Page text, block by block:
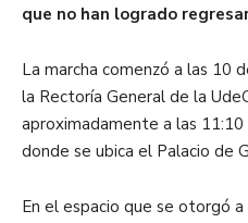
que no han logrado
La marcha comenzó a las 10
la Rectoría General de la
aproximadamente a las 11:10
donde se ubica el Palacio de
En el espacio que se otorgó